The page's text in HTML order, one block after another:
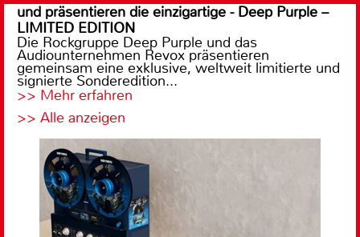
und präsentieren die einzigartige - Deep Purple –
LIMITED EDITION
Die Rockgruppe Deep Purple und das
Audiounternehmen Revox präsentieren
gemeinsam eine exklusive, weltweit limitierte und
signierte Sonderedition...
>> Mehr erfahren
>> Alle anzeigen